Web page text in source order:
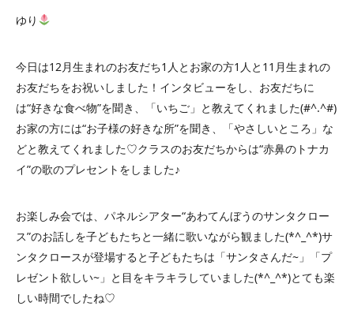
ゆり
今日は12月生まれのお友だち1人とお家の方1人と11月生まれの
お友だちをお祝いしました！インタビューをし、お友だちに
は“好きな食べ物”を聞き、「いちご」と教えてくれました(#^.^#)
お家の方には“お子様の好きな所”を聞き、「やさしいところ」な
どと教えてくれました♡クラスのお友だちからは“赤鼻のトナカ
イ”の歌のプレセントをしました♪
お楽しみ会では、パネルシアター“あわてんぼうのサンタクロー
ス”のお話しを子どもたちと一緒に歌いながら観ました(*^_^*)サ
ンタクロースが登場すると子どもたちは「サンタさんだ~」「プ
レゼント欲しい~」と目をキラキラしていました(*^_^*)とても楽
しい時間でしたね♡